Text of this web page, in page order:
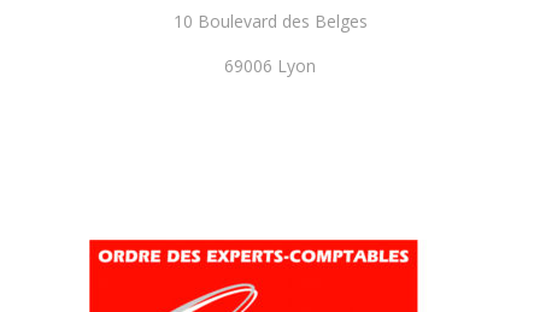
10 Boulevard des Belges
69006 Lyon